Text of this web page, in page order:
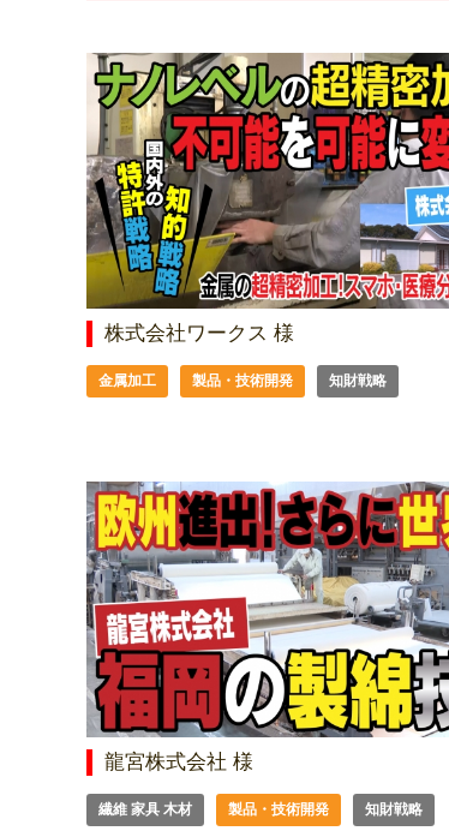
株式会社ワークス 様
金属加工 製品・技術開発 知財戦略
龍宮株式会社 様
繊維 家具 木材 製品・技術開発 知財戦略